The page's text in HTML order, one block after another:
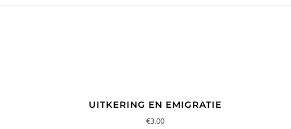
UITKERING EN EMIGRATIE
€3.00